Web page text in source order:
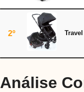
2º
Análise